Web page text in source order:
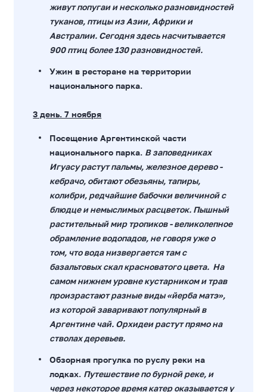
живут попугаи и несколько разновидностей
туканов, птицы из Азии, Африки и
Австралии. Сегодня здесь насчитывается
900 птиц более 130 разновидностей.
Ужин в ресторане на территории
национального парка.
3 день. 7 ноября
Посещение Аргентинской части
национального парка. В заповедниках
Игуасу растут пальмы, железное дерево -
кебрачо, обитают обезьяны, тапиры,
колибри, редчайшие бабочки величиной с
блюдце и немыслимых расцветок. Пышный
растительный мир тропиков - великолепное
обрамление водопадов, не говоря уже о
том, что вода низвергается там с
базальтовых скал красноватого цвета. На
самом нижнем уровне кустарником и трав
произрастают разные виды «йерба матэ»,
из которой заваривают популярный в
Аргентине чай. Орхидеи растут прямо на
стволах деревьев.
Обзорная прогулка по руслу реки на
лодках. Путешествие по бурной реке, и
через некоторое время катер оказывается у